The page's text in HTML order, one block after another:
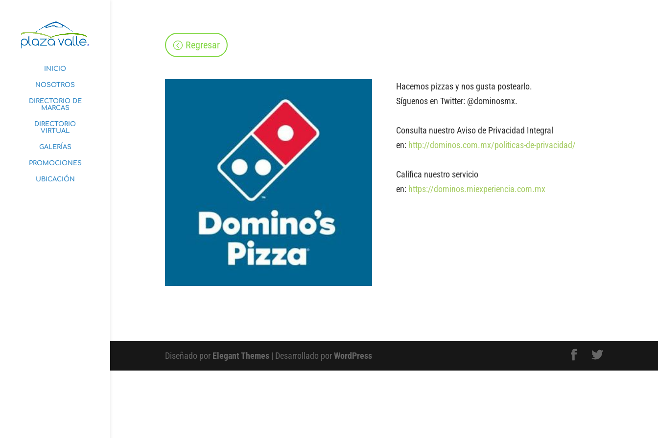
INICIO
NOSOTROS
DIRECTORIO DE
MARCAS
DIRECTORIO
VIRTUAL
GALERÍAS
PROMOCIONES
UBICACIÓN
Regresar
Hacemos pizzas y nos gusta postearlo.
Síguenos en Twitter: @dominosmx.
Consulta nuestro Aviso de Privacidad Integral
en: http://dominos.com.mx/politicas-de-privacidad/
Califica nuestro servicio
en: https://dominos.miexperiencia.com.mx
Diseñado por Elegant Themes| Desarrollado porWordPress